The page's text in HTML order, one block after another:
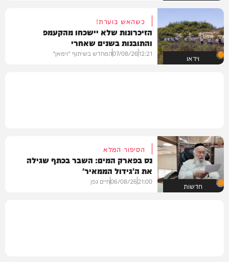
וידאו
כשהאש בוערת!
הזיכרונות שלא יישכחו מהקעמפ
והתובנות בשנים שאחרי
12:21
07/08/26המחדש בשיתוף "וימאן"
חדשות
הסיפור המלא
נס בפארק המים: השבר בכתף שגילה
את ה'גידול הממאיר'
21:00
06/08/26חיים גפן